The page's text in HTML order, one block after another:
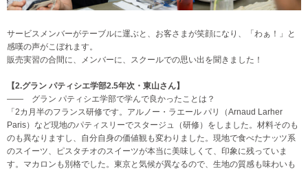
サービスメンバーがテーブルに運ぶと、お客さまが笑顔になり、「わぁ！」と
感嘆の声がこぼれます。
販売実習の合間に、メンバーに、スクールでの思い出を聞きました！
【2.グラン パティシエ学部2.5年次・東山さん】
―― グラン パティシエ学部で学んで良かったことは？
「2カ月半のフランス研修です。アルノー・ラエール パリ（Arnaud Larher
Paris）など現地のパティスリーでスタージュ（研修）をしました。材料そのも
のも異なりますし、自分自身の価値観も変わりました。現地で食べたナッツ系
のスイーツ、ピスタチオのスイーツが本当に美味しくて、印象に残っていま
す。マカロンも別格でした。東京と気候が異なるので、生地の質感も味わいも